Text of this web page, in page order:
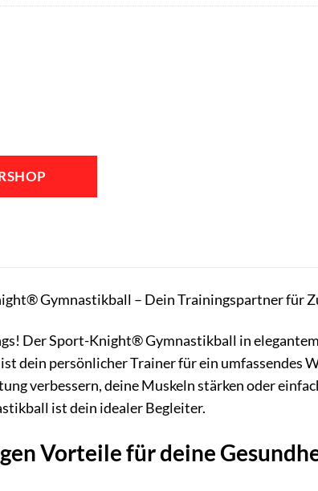
Gymnastikball – Dein Trainingspartner für
Der Sport-Knight® Gymnastikball in
dein persönlicher Trainer für ein umfassendes
verbessern, deine Muskeln stärken oder
ist dein idealer Begleiter.
Vorteile für deine